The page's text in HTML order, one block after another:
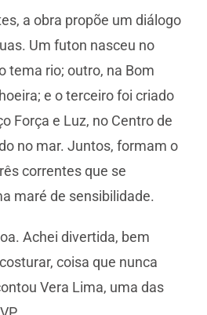
a obra propõe um diálogo
Um futon nasceu no
tema rio; outro, na Bom
e o terceiro foi criado
Força e Luz, no Centro de
no mar. Juntos, formam o
correntes que se
maré de sensibilidade.
Achei divertida, bem
coisa que nunca
Vera Lima, uma das